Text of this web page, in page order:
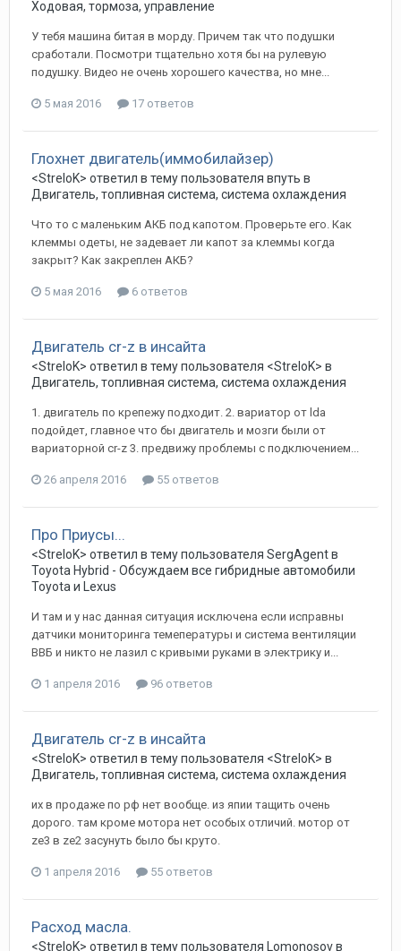
Ходовая, тормоза, управление
У тебя машина битая в морду. Причем так что подушки
сработали. Посмотри тщательно хотя бы на рулевую
подушку. Видео не очень хорошего качества, но мне...
5 мая 2016 17 ответов
Глохнет двигатель(иммобилайзер)
<StreloK> ответил в тему пользователя впуть в
Двигатель, топливная система, система охлаждения
Что то с маленьким АКБ под капотом. Проверьте его. Как
клеммы одеты, не задевает ли капот за клеммы когда
закрыт? Как закреплен АКБ?
5 мая 2016 6 ответов
Двигатель сr-z в инсайта
<StreloK> ответил в тему пользователя <StreloK> в
Двигатель, топливная система, система охлаждения
1. двигатель по крепежу подходит. 2. вариатор от lda
подойдет, главное что бы двигатель и мозги были от
вариаторной cr-z 3. предвижу проблемы с подключением...
26 апреля 2016 55 ответов
Про Приусы...
<StreloK> ответил в тему пользователя SergAgentв
Toyota Hybrid - Обсуждаем все гибридные автомобили
Toyota и Lexus
И там и у нас данная ситуация исключена если исправны
датчики мониторинга темепературы и система вентиляции
ВВБ и никто не лазил с кривыми руками в электрику и...
1 апреля 2016 96 ответов
Двигатель сr-z в инсайта
<StreloK> ответил в тему пользователя <StreloK> в
Двигатель, топливная система, система охлаждения
их в продаже по рф нет вообще. из япии тащить очень
дорого. там кроме мотора нет особых отличий. мотор от
ze3 в ze2 засунуть было бы круто.
1 апреля 2016 55 ответов
Расход масла.
<StreloK> ответил в тему пользователя Lomonosovв